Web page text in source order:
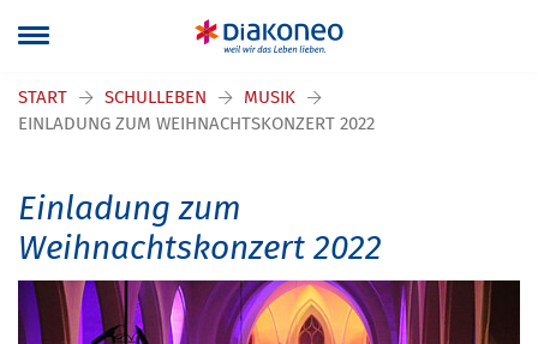
START SCHULLEBEN
MUSIK
EINLADUNG ZUM WEIHNACHTSKONZERT 2022
Einladung zum
Weihnachtskonzert 2022